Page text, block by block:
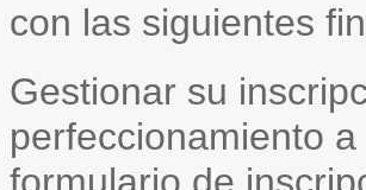
con las siguientes
Gestionar su
perfeccionamiento
formulario de